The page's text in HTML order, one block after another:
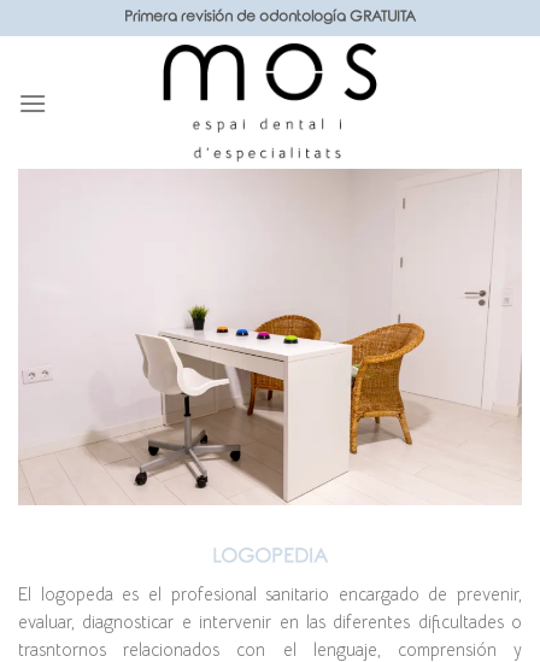
al
Primera revisión de odontología GRATUITA
LOGOPEDIA
El logopeda es el profesional sanitario encargado de prevenir,
evaluar, diagnosticar e intervenir en las diferentes dificultades o
trasntornos relacionados con el lenguaje, comprensión y